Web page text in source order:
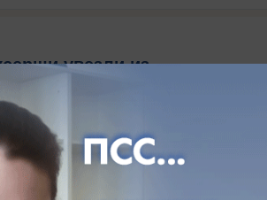
увезли из
четыре медали
соревнования по
Всероссийской Спартакиады
РФ.